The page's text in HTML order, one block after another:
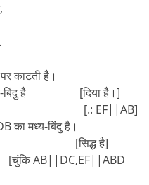
काटती है।
मध्य-बिंदु है [दिया है।]
EF||AB]
का मध्य-बिंदु है।
बिंदु है [सिद्ध है]